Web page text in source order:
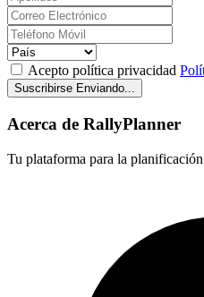
Acepto política privacidad
Suscribirse Enviando...
Acerca de RallyPlanner
Tu plataforma para la